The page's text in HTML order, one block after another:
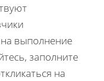
выполнение
заполните
на